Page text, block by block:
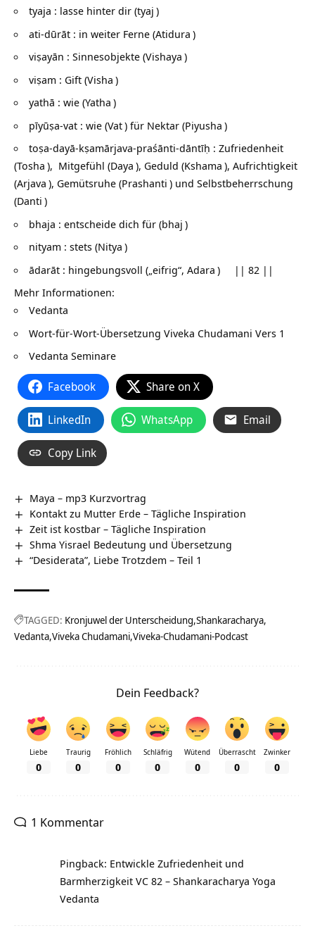
tyaja : lasse hinter dir (tyaj )
ati-dūrāt : in weiter Ferne (Atidura )
viṣayān : Sinnesobjekte (Vishaya )
viṣam : Gift (Visha )
yathā : wie (Yatha )
pīyūṣa-vat : wie (Vat) für Nektar (Piyusha )
toṣa-dayā-kṣamārjava-praśānti-dāntīḥ : Zufriedenheit
(Tosha ), Mitgefühl (Daya ), Geduld (Kshama ), Aufrichtigkeit
(Arjava ), Gemütsruhe (Prashanti ) und Selbstbeherrschung
(Danti )
bhaja : entscheide dich für (bhaj )
nityam : stets (Nitya )
ādarāt : hingebungsvoll („eifrig“, Adara ) || 82 ||
Mehr Informationen:
Vedanta
Wort-für-Wort-Übersetzung Viveka Chudamani Vers 1
Vedanta Seminare
Facebook Share on X
LinkedIn WhatsApp Email
Copy Link
Maya – mp3 Kurzvortrag
Kontakt zu Mutter Erde – Tägliche Inspiration
Zeit ist kostbar – Tägliche Inspiration
Shma Yisrael Bedeutung und Übersetzung
“Desiderata”, Liebe Trotzdem – Teil 1
TAGGED: Kronjuwel der Unterscheidung Shankaracharya
Vedanta Viveka Chudamani Viveka-Chudamani-Podcast
Dein Feedback?
Liebe
0
Traurig
0
Fröhlich
0
Schläfrig
0
Wütend
0
Überrascht
0
Zwinker
0
1 Kommentar
Pingback: Entwickle Zufriedenheit und
Barmherzigkeit VC 82 – Shankaracharya Yoga
Vedanta